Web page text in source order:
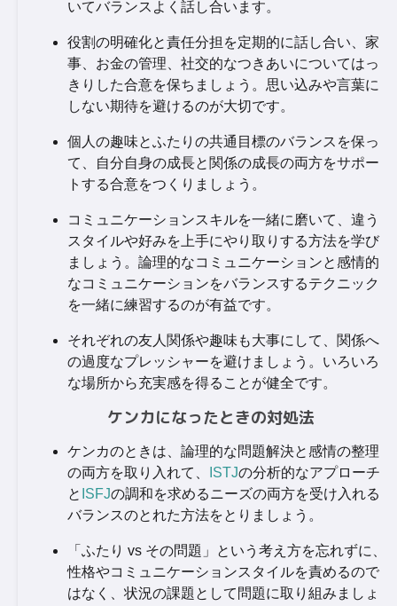
いてバランスよく話し合います。
役割の明確化と責任分担を定期的に話し合い、家
事、お金の管理、社交的なつきあいについてはっ
きりした合意を保ちましょう。思い込みや言葉に
しない期待を避けるのが大切です。
個人の趣味とふたりの共通目標のバランスを保っ
て、自分自身の成長と関係の成長の両方をサポー
トする合意をつくりましょう。
コミュニケーションスキルを一緒に磨いて、違う
スタイルや好みを上手にやり取りする方法を学び
ましょう。論理的なコミュニケーションと感情的
なコミュニケーションをバランスするテクニック
を一緒に練習するのが有益です。
それぞれの友人関係や趣味も大事にして、関係へ
の過度なプレッシャーを避けましょう。いろいろ
な場所から充実感を得ることが健全です。
ケンカになったときの対処法
ケンカのときは、論理的な問題解決と感情の整理
の両方を取り入れて、
ISTJの分析的なアプローチ
と ISFJの調和を求めるニーズの両方を受け入れる
バランスのとれた方法をとりましょう。
「ふたり vs その問題」という考え方を忘れずに、
性格やコミュニケーションスタイルを責めるので
はなく、状況の課題として問題に取り組みましょ